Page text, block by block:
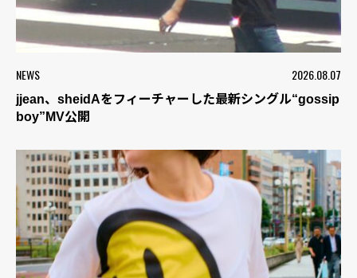
NEWS 2026.08.07
jjean、sheidAをフィーチャーした最新シングル“gossip
boy”MV公開